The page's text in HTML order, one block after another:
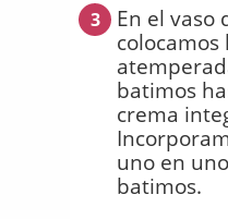
3
En el vaso
batimos
crema
uno en
batimos.